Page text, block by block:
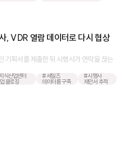
, VDR 열람 데이터로 다시 협상
기획서를 제출한 뒤 시행사가 연락을 끊는
식산업센터
클로징
#세일즈
데이터룸 구축
#시행사
제안서 추적